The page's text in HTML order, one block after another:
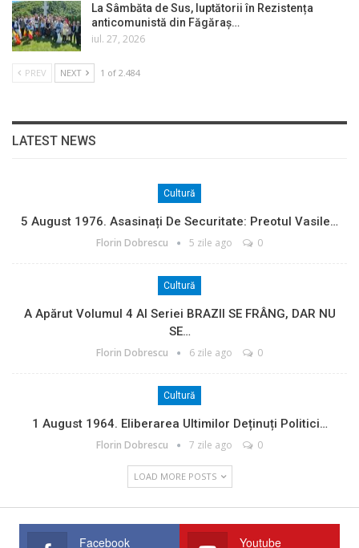
La Sâmbăta de Sus, luptătorii în Rezistența
anticomunistă din Făgăraș…
iul. 27, 2026
PREV NEXT 1 of 2.484
LATEST NEWS
Cultură
5 August 1976. Asasinați De Securitate: Preotul Vasile…
Florin Dobrescu 5 zile ago 0
Cultură
A Apărut Volumul 4 Al Seriei BRAZII SE FRÂNG, DAR NU
SE…
Florin Dobrescu 6 zile ago 0
Cultură
1 August 1964. Eliberarea Ultimilor Deținuți Politici…
Florin Dobrescu 7 zile ago 0
LOAD MORE POSTS
Facebook Youtube